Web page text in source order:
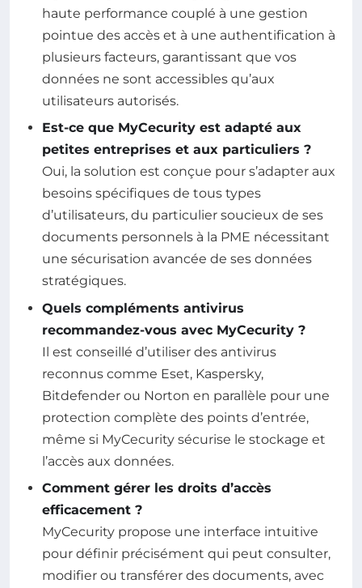
haute performance couplé à une gestion
pointue des accès et à une authentification à
plusieurs facteurs, garantissant que vos
données ne sont accessibles qu’aux
utilisateurs autorisés.
Est-ce que MyCecurity est adapté aux
petites entreprises et aux particuliers ?
Oui, la solution est conçue pour s’adapter aux
besoins spécifiques de tous types
d’utilisateurs, du particulier soucieux de ses
documents personnels à la PME nécessitant
une sécurisation avancée de ses données
stratégiques.
Quels compléments antivirus
recommandez-vous avec MyCecurity ?
Il est conseillé d’utiliser des antivirus
reconnus comme Eset, Kaspersky,
Bitdefender ou Norton en parallèle pour une
protection complète des points d’entrée,
même si MyCecurity sécurise le stockage et
l’accès aux données.
Comment gérer les droits d’accès
efficacement ?
MyCecurity propose une interface intuitive
pour définir précisément qui peut consulter,
modifier ou transférer des documents, avec